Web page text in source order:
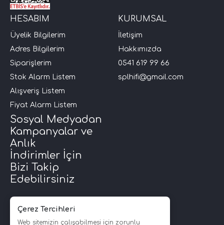
Arac Baslari)
Performans)
HESABIM
Üyelik Bilgilerim
Adres Bilgilerim
Siparişlerim
Stok Alarm Listem
Alışveriş Listem
Fiyat Alarm Listem
KURUMSAL
İletişim
Hakkımızda
0541 619 99 66
splhifi@gmail.com
Sosyal Medyadan
Kampanyalar ve
Anlık
İndirimler İçin
Bizi Takip
Edebilirsiniz
Çerez Tercihleri
Web sitemizin çalışabilmesi için zorunlu